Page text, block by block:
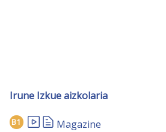
Irune Izkue aizkolaria
B1 Magazine